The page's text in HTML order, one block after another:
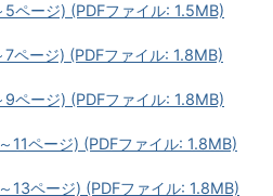
ページ) (PDFファイル: 1.5MB)
ページ) (PDFファイル: 1.8MB)
ページ) (PDFファイル: 1.8MB)
11ページ) (PDFファイル: 1.8MB)
13ページ) (PDFファイル: 1.8MB)